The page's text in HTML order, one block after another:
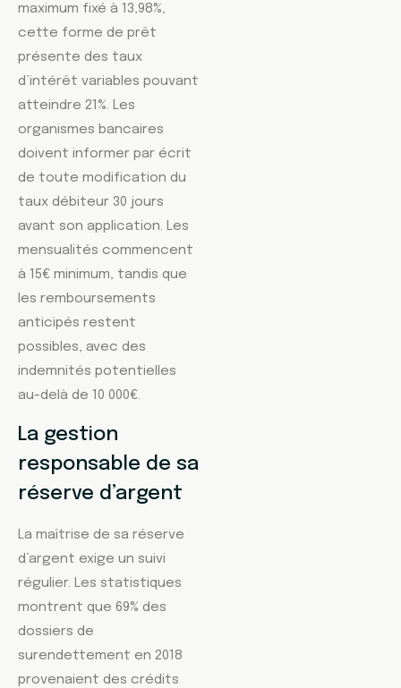
maximum fixé à 13,98%,
cette forme de prêt
présente des taux
d’intérêt variables pouvant
atteindre 21%. Les
organismes bancaires
doivent informer par écrit
de toute modification du
taux débiteur 30 jours
avant son application. Les
mensualités commencent
à 15€ minimum, tandis que
les remboursements
anticipés restent
possibles, avec des
indemnités potentielles
au-delà de 10 000€.
La gestion
responsable de sa
réserve d’argent
La maîtrise de sa réserve
d’argent exige un suivi
régulier. Les statistiques
montrent que 69% des
dossiers de
surendettement en 2018
provenaient des crédits